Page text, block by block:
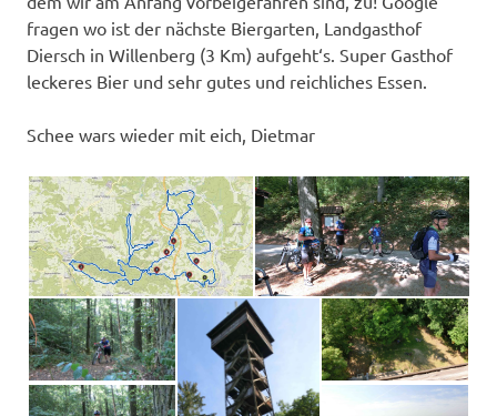
fragen wo ist der nächste Biergarten, Landgasthof
Diersch in Willenberg (3 Km) aufgeht‘s. Super Gasthof
leckeres Bier und sehr gutes und reichliches Essen.
Schee wars wieder mit eich, Dietmar